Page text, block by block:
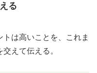
る
は高いことを、これま
えて伝える。